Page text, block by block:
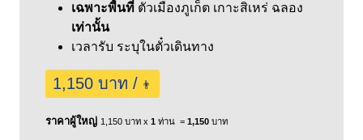
เฉพาะพื้นที่ ตัวเมืองภูเก็ต เกาะสิเหร่ ฉลอง
เท่านั้น
เวลารับ ระบุในตั๋วเดินทาง
1,150 บาท / 👨
ราคาผู้ใหญ่ 1,150 บาท x 1 ท่าน = 1,150 บาท